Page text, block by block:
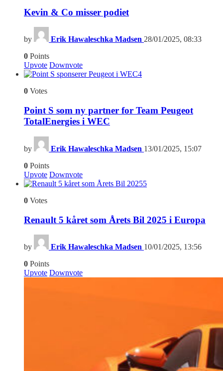
Kevin & Co misser podiet
by Erik Hawaleschka Madsen 28/01/2025, 08:33
0 Points
Upvote Downvote
4
0 Votes
Point S som ny partner for Team Peugeot
TotalEnergies i WEC
by Erik Hawaleschka Madsen 13/01/2025, 15:07
0 Points
Upvote Downvote
5
0 Votes
Renault 5 kåret som Årets Bil 2025 i Europa
by Erik Hawaleschka Madsen 10/01/2025, 13:56
0 Points
Upvote Downvote